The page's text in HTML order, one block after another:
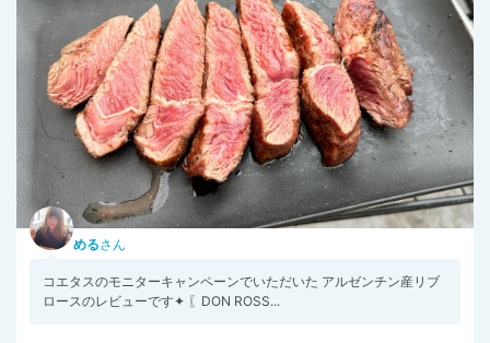
めるさん
コエタスのモニターキャンペーンでいただいた アルゼンチン産リブ
ロースのレビューです✦ 〖DON ROSS...